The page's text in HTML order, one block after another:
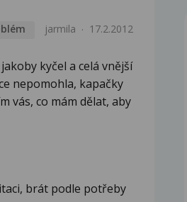
jarmila 17.2.2012
kyčel a celá vnější
nepomohla, kapačky
vás, co mám dělat, aby
brát podle potřeby